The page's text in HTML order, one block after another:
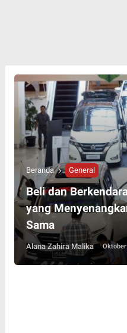
Beranda General
Beli dan
yang
Sama
Alana Zahira Malika